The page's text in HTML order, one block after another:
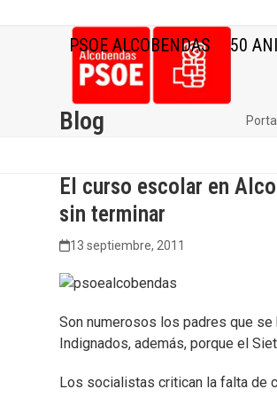
PSOE ALCOBENDAS 50
Blog
El curso escolar en
sin terminar
13 septiembre, 2011
Son numerosos los padres que
Indignados, además, porque el
Los socialistas critican la falta de